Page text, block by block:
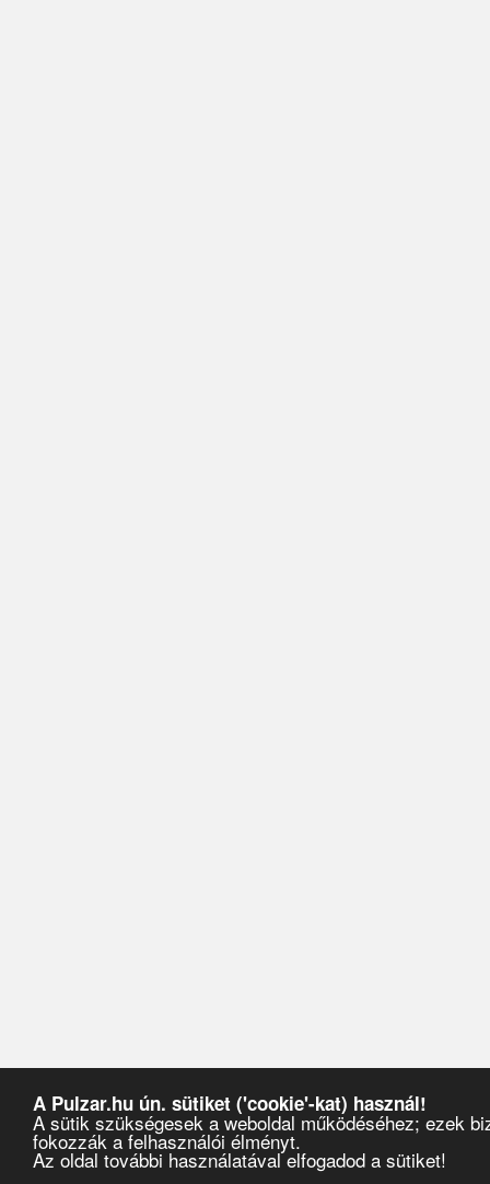
A Pulzar.hu ún. sütiket ('cookie'-kat) használ!
A sütik szükségesek a weboldal működéséhez; ezek
fokozzák a felhasználói élményt.
Az oldal további használatával elfogadod a sütiket!
Pulzar ›Partyajánlók› 2014›október›22›MOVE Special/ BELLA SARRIS (AU)